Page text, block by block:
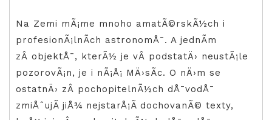
Na Zemi mÃ¡me mnoho amatÃ©rskÃ½ch i
profesionÃ¡lnÃ­ch astronomÅ¯. A jednÃ­m
zÂ objektÅ¯, kterÃ½ je vÂ podstatÄ› neustÃ¡le
pozorovÃ¡n, je i nÃ¡Å¡ MÄ›sÃ­c. O nÄ›m se
ostatnÄ› zÂ pochopitelnÃ½ch dÅ¯vodÅ¯
zmiÅˆujÃ­ jiÅ¾ nejstarÅ¡Ã­ dochovanÃ© texty,